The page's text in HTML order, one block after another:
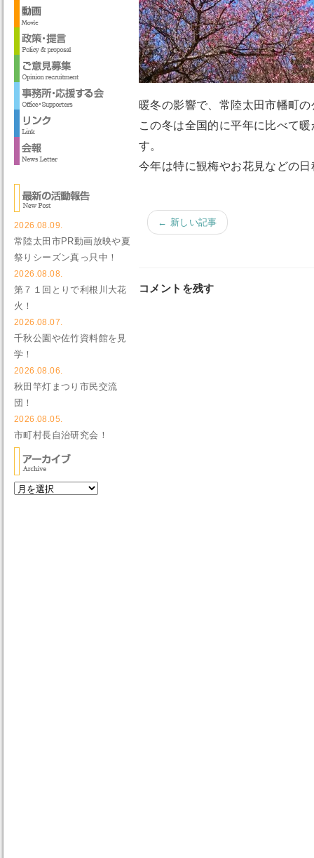
暖冬の影響で、常陸太田市幡町
この冬は全国的に平年に比べて
す。
今年は特に観梅やお花見などの
← 新しい記事
コメントを残す
2026.08.09.
常陸太田市PR動画放映や夏
祭りシーズン真っ只中！
2026.08.08.
第７１回とりで利根川大花
火！
2026.08.07.
千秋公園や佐竹資料館を見
学！
2026.08.06.
秋田竿灯まつり市民交流
団！
2026.08.05.
市町村長自治研究会！